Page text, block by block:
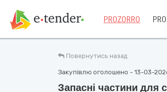
PROZORRO
Повернутись назад
Закупівлю оголошено - 13-03-
Запасні частини для